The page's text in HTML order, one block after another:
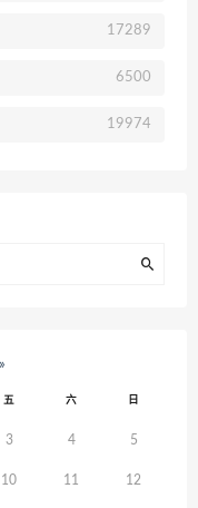
17289
6500
19974
»
五 六 日
3 4 5
10 11 12